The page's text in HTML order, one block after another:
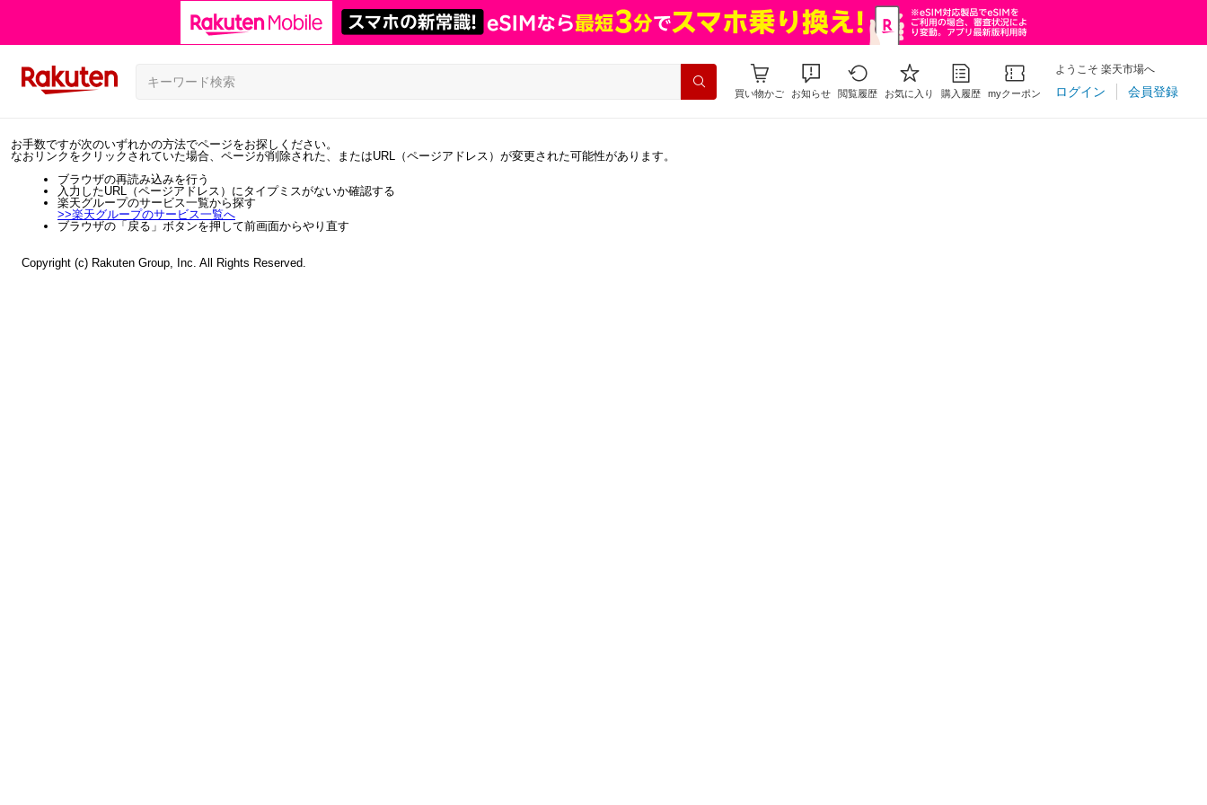
買い物かご お知らせ 閲覧履歴 お気に入り 購入履歴 myクーポン
ようこそ 楽天市場へ
ログイン 会員登録
お手数ですが次のいずれかの方法でページをお探しください。
なおリンクをクリックされていた場合、ページが削除された、またはURL（ページアドレス）が変更された可能性があります。
ブラウザの再読み込みを行う
入力したURL（ページアドレス）にタイプミスがないか確認する
楽天グループのサービス一覧から探す
>>楽天グループのサービス一覧へ
ブラウザの「戻る」ボタンを押して前画面からやり直す
Copyright (c) Rakuten Group, Inc. All Rights Reserved.